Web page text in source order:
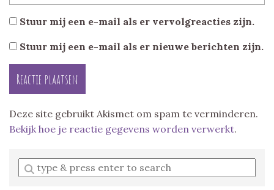
Stuur mij een e-mail als er vervolgreacties zijn.
Stuur mij een e-mail als er nieuwe berichten zijn.
Deze site gebruikt Akismet om spam te verminderen.
Bekijk hoe je reactie gegevens worden verwerkt.
Enter
a